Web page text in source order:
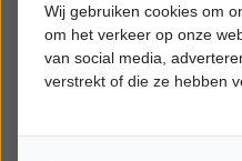
UUR
Nationaal
Theater
Oliver en het
Wij gebruiken cookies om
om het verkeer op onze
van social media,
verstrekt of die ze hebben